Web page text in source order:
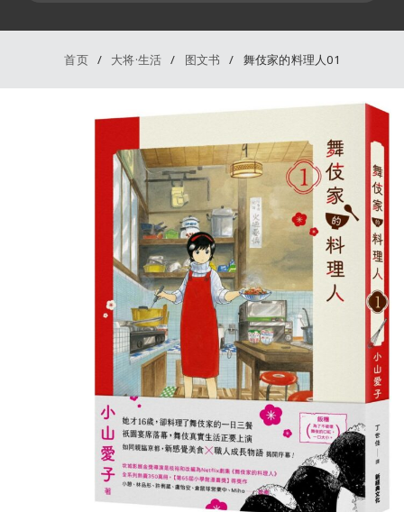
首页 / 大将·生活 / 图文书 / 舞伎家的料理人01